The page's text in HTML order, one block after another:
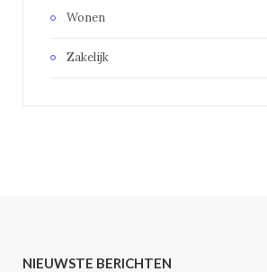
Wonen
Zakelijk
NIEUWSTE BERICHTEN